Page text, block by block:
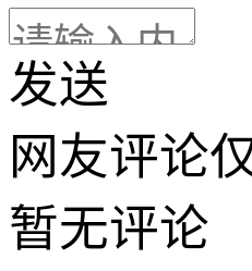
发送
网友评论
暂无评论